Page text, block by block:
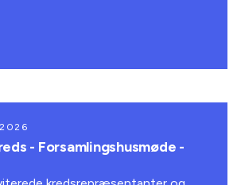
- Forsamlingshusmøde -